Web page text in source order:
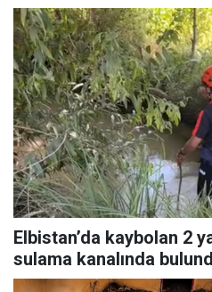
Elbistan’da kaybolan 2
sulama kanalında